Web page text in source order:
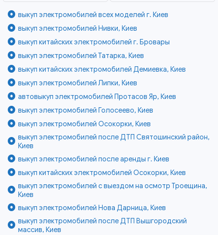
выкуп электромобилей всех моделей г. Киев
выкуп электромобилей Нивки, Киев
выкуп китайских электромобилей г. Бровары
выкуп электромобилей Татарка, Киев
выкуп китайских электромобилей Демиевка, Киев
выкуп электромобилей Липки, Киев
автовыкуп электромобилей Протасов Яр, Киев
выкуп электромобилей Голосеево, Киев
выкуп электромобилей Осокорки, Киев
выкуп электромобилей после ДТП Святошинский район,
Киев
выкуп электромобилей после аренды г. Киев
выкуп китайских электромобилей Осокорки, Киев
выкуп электромобилей с выездом на осмотр Троещина,
Киев
выкуп электромобилей Нова Дарница, Киев
выкуп электромобилей после ДТП Вышгородский
массив, Киев